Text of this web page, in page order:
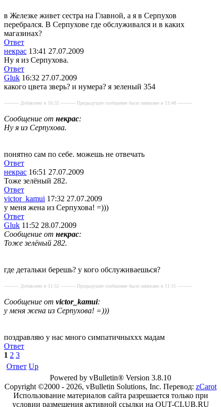
в Железке живет сестра на Главной, а я в Серпухов
перебрался. В Серпухове где обслуживался и в каких
магазинах?
Ответ
некрас 13:41 27.07.2009
Ну я из Серпухова.
Ответ
Gluk 16:32 27.07.2009
какого цвета зверь? и нумера? я зеленый 354
---------- Добавлено в 16:32 ---------- Предыдущее сообщение было написано в 13:48 ----------
Сообщение от некрас:
Ну я из Серпухова.
понятно сам по себе. можешь не отвечать
Ответ
некрас 16:51 27.07.2009
Тоже зелёный 282.
Ответ
victor_kamui 17:32 27.07.2009
у меня жена из Серпухова! =)))
Ответ
Gluk 11:52 28.07.2009
Сообщение от некрас:
Тоже зелёный 282.
где детальки берешь? у кого обслуживаешься?
---------- Добавлено в 11:52 ---------- Предыдущее сообщение было написано в 11:51 ----------
Сообщение от victor_kamui:
у меня жена из Серпухова! =)))
поздравляю у нас много симпатичныххх мадам
Ответ
1 2 3
Ответ Up
Powered by vBulletin® Version 3.8.10
Copyright ©2000 - 2026, vBulletin Solutions, Inc. Перевод: zCarot
Использование материалов сайта разрешается только при
условии размещения активной ссылки на OUT-CLUB.RU